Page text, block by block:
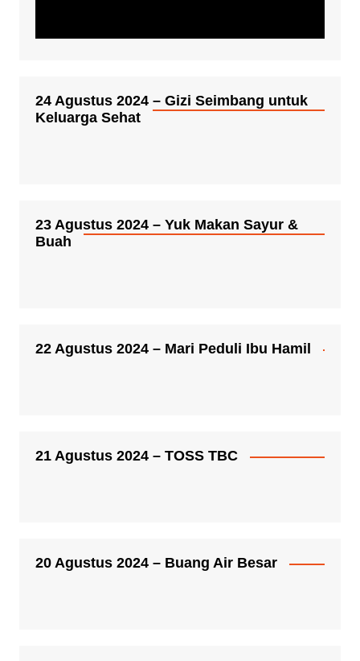
24 Agustus 2024 – Gizi Seimbang untuk
Keluarga Sehat
23 Agustus 2024 – Yuk Makan Sayur &
Buah
22 Agustus 2024 – Mari Peduli Ibu Hamil
21 Agustus 2024 – TOSS TBC
20 Agustus 2024 – Buang Air Besar